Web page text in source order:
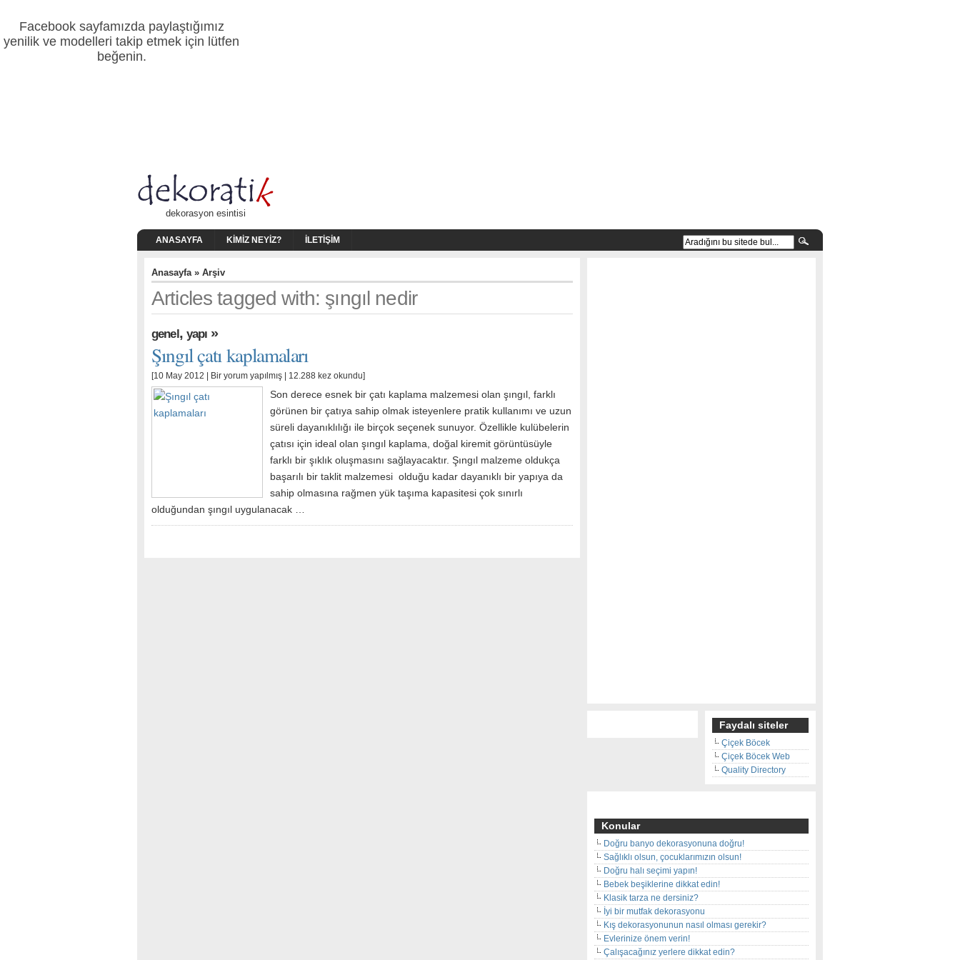
Facebook sayfamızda paylaştığımız
yenilik ve modelleri takip etmek için lütfen
beğenin.
dekorasyon esintisi
ANASAYFA KIMIZ NEYIZ? İLETIŞIM
Anasayfa» Arşiv
Articles tagged with: şıngıl nedir
genel, yapı »
Şıngıl çatı kaplamaları
[10 May 2012 | Bir yorum yapılmış | 12.288 kez okundu]
Son derece esnek bir çatı kaplama malzemesi olan şıngıl, farklı
görünen bir çatıya sahip olmak isteyenlere pratik kullanımı ve uzun
süreli dayanıklılığı ile birçok seçenek sunuyor. Özellikle kulübelerin
çatısı için ideal olan şıngıl kaplama, doğal kiremit görüntüsüyle
farklı bir şıklık oluşmasını sağlayacaktır. Şıngıl malzeme oldukça
başarılı bir taklit malzemesi olduğu kadar dayanıklı bir yapıya da
sahip olmasına rağmen yük taşıma kapasitesi çok sınırlı
olduğundan şıngıl uygulanacak …
Faydalı siteler
Çiçek Böcek
Çiçek Böcek Web
Quality Directory
Konular
Doğru banyo dekorasyonuna doğru!
Sağlıklı olsun, çocuklarımızın olsun!
Doğru halı seçimi yapın!
Bebek beşiklerine dikkat edin!
Klasik tarza ne dersiniz?
İyi bir mutfak dekorasyonu
Kış dekorasyonunun nasıl olması gerekir?
Evlerinize önem verin!
Çalışacağınız yerlere dikkat edin?